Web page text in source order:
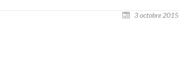
3 octobre 2015